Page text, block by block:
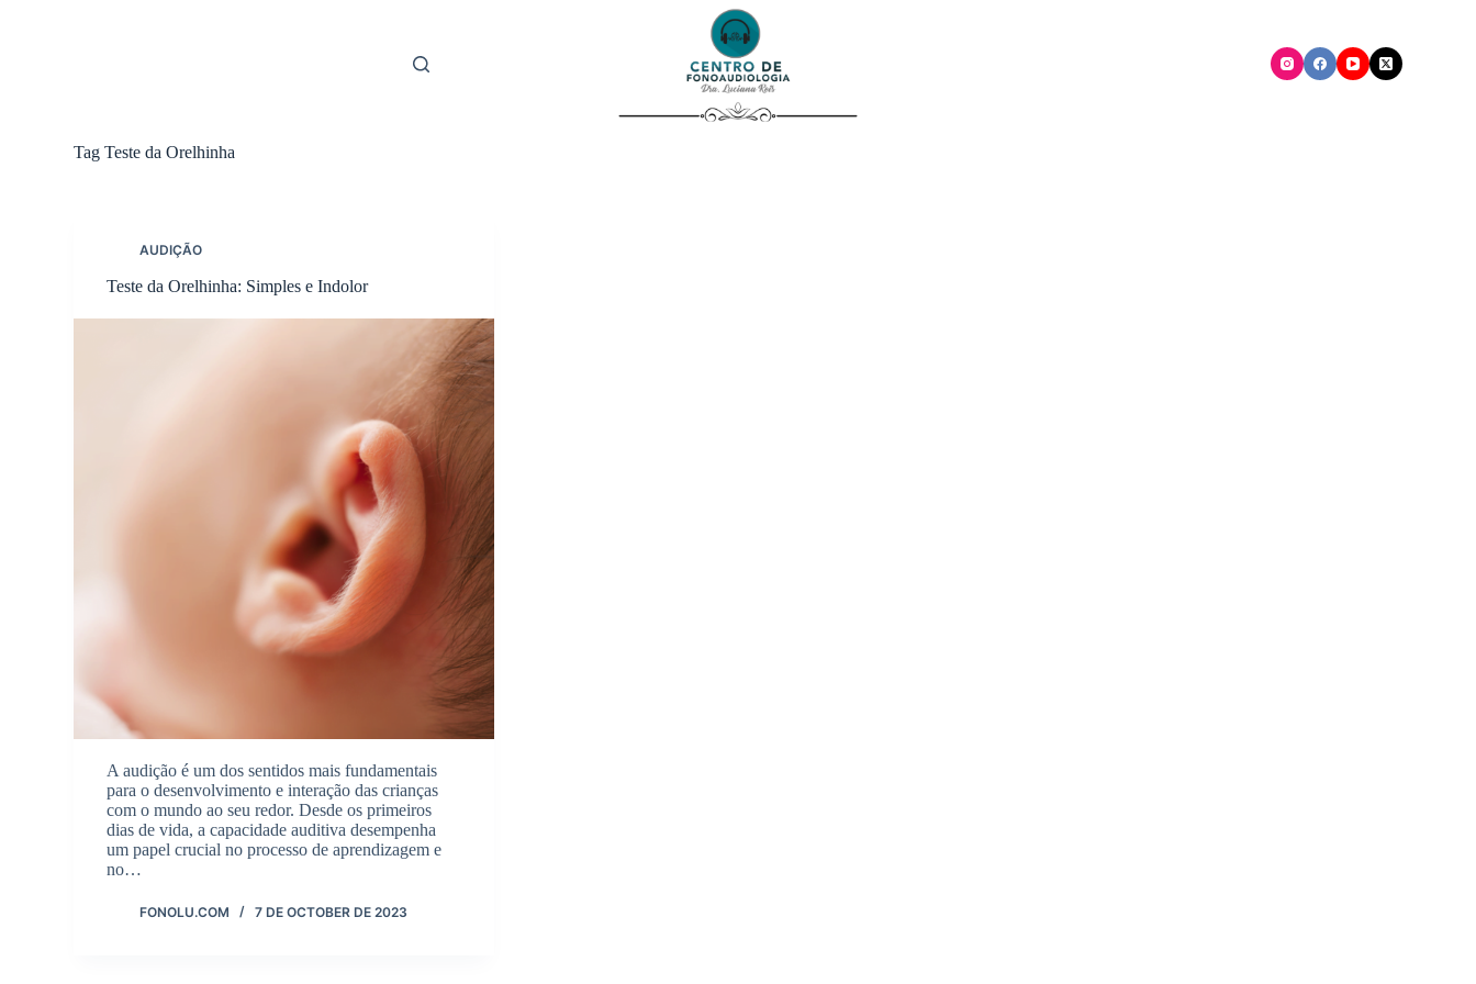
Tag Teste da Orelhinha
AUDIÇÃO
Teste da Orelhinha: Simples e Indolor
A audição é um dos sentidos mais fundamentais
para o desenvolvimento e interação das crianças
com o mundo ao seu redor. Desde os primeiros
dias de vida, a capacidade auditiva desempenha
um papel crucial no processo de aprendizagem e
no…
FONOLU.COM 7 DE OCTOBER DE 2023